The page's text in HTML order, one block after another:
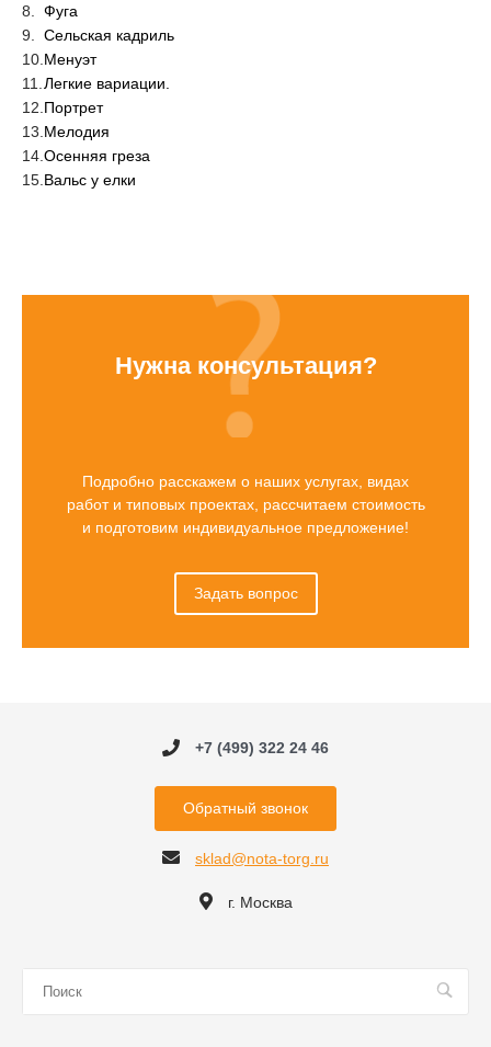
Фуга
Сельская кадриль
Менуэт
Легкие вариации.
Портрет
Мелодия
Осенняя греза
Вальс у елки
Нужна консультация?
Подробно расскажем о наших услугах, видах
работ и типовых проектах, рассчитаем стоимость
и подготовим индивидуальное предложение!
Задать вопрос
+7 (499) 322 24 46
Обратный звонок
sklad@nota-torg.ru
г. Москва